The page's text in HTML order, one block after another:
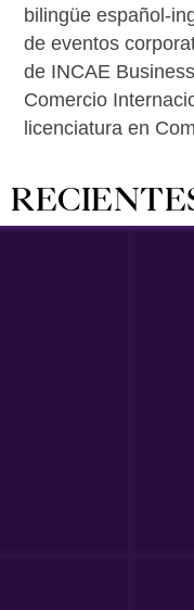
bilingüe español-
de eventos
de INCAE
Comercio
licenciatura en